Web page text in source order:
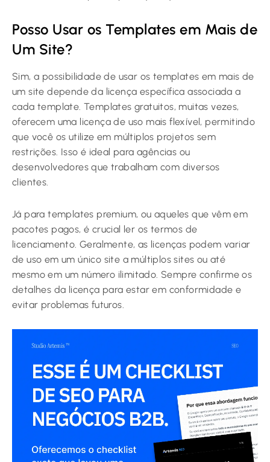
Posso Usar os Templates em Mais de
Um Site?
Sim, a possibilidade de usar os templates em mais de
um site depende da licença específica associada a
cada template. Templates gratuitos, muitas vezes,
oferecem uma licença de uso mais flexível, permitindo
que você os utilize em múltiplos projetos sem
restrições. Isso é ideal para agências ou
desenvolvedores que trabalham com diversos
clientes.
Já para templates premium, ou aqueles que vêm em
pacotes pagos, é crucial ler os termos de
licenciamento. Geralmente, as licenças podem variar
de uso em um único site a múltiplos sites ou até
mesmo em um número ilimitado. Sempre confirme os
detalhes da licença para estar em conformidade e
evitar problemas futuros.